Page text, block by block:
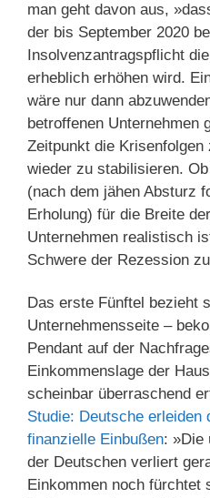
man geht davon aus,
der bis September 2020
Insolvenzantragspflicht
erheblich erhöhen wird.
wäre nur dann
betroffenen Unternehmen
Zeitpunkt die
wieder zu stabilisieren.
(nach dem jähen Absturz
Erholung) für die Breite
Unternehmen realistisch
Schwere der Rezession
Das erste Fünftel bezieht
Unternehmensseite –
Pendant auf der
Einkommenslage der
scheinbar überraschend
Studie: Deutsche erleiden
finanzielle Einbußen: »Die
der Deutschen verliert
Einkommen noch fürchtet